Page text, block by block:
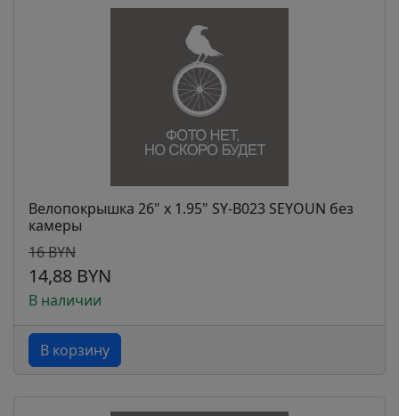
Велопокрышка 26" x 1.95" SY-B023 SEYOUN без
камеры
16 BYN
14,88 BYN
В наличии
В корзину